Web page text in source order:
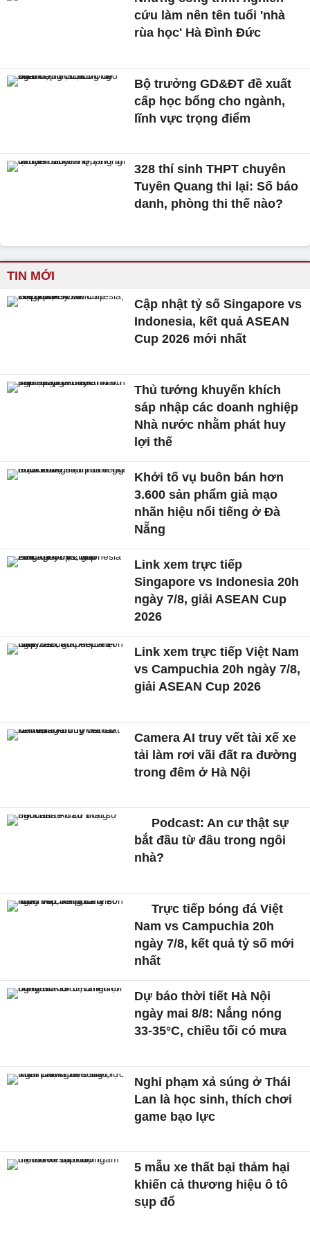
cứu làm nên tên tuổi 'nhà
rùa học' Hà Đình Đức
Bộ trưởng GD&ĐT đề xuất
cấp học bổng cho ngành,
lĩnh vực trọng điểm
328 thí sinh THPT chuyên
Tuyên Quang thi lại: Số báo
danh, phòng thi thế nào?
TIN MỚI
Cập nhật tỷ số Singapore vs
Indonesia, kết quả ASEAN
Cup 2026 mới nhất
Thủ tướng khuyến khích
sáp nhập các doanh nghiệp
Nhà nước nhằm phát huy
lợi thế
Khởi tố vụ buôn bán hơn
3.600 sản phẩm giả mạo
nhãn hiệu nổi tiếng ở Đà
Nẵng
Link xem trực tiếp
Singapore vs Indonesia 20h
ngày 7/8, giải ASEAN Cup
2026
Link xem trực tiếp Việt Nam
vs Campuchia 20h ngày 7/8,
giải ASEAN Cup 2026
Camera AI truy vết tài xế xe
tải làm rơi vãi đất ra đường
trong đêm ở Hà Nội
Podcast: An cư thật sự
bắt đầu từ đâu trong ngôi
nhà?
Trực tiếp bóng đá Việt
Nam vs Campuchia 20h
ngày 7/8, kết quả tỷ số mới
nhất
Dự báo thời tiết Hà Nội
ngày mai 8/8: Nắng nóng
33-35°C, chiều tối có mưa
Nghi phạm xả súng ở Thái
Lan là học sinh, thích chơi
game bạo lực
5 mẫu xe thất bại thảm hại
khiến cả thương hiệu ô tô
sụp đổ